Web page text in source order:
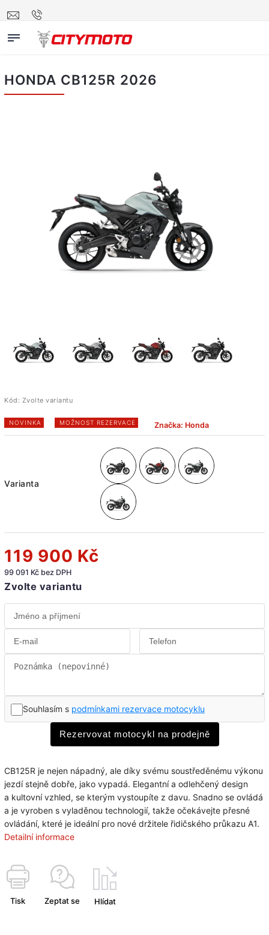
HONDA CB125R 2026
Kód: Zvolte variantu
NOVINKA MOŽNOST REZERVACE Značka: Honda
Varianta
119 900 Kč
99 091 Kč bez DPH
Zvolte variantu
Souhlasím s podmínkami rezervace motocyklu
Rezervovat motocykl na prodejně
CB125R je nejen nápadný, ale díky svému soustředěnému výkonu
jezdí stejně dobře, jako vypadá. Elegantní a odlehčený design
a kultovní vzhled, se kterým vystoupíte z davu. Snadno se ovládá
a je vyroben s vyladěnou technologií, takže očekávejte přesné
ovládání, které je ideální pro nové držitele řidičského průkazu A1.
Detailní informace
Tisk Zeptat se Hlídat